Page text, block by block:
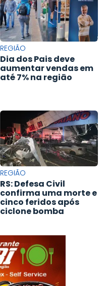
REGIÃO
Dia dos Pais deve
aumentar vendas em
até 7% na região
REGIÃO
RS: Defesa Civil
confirma uma morte e
cinco feridos após
ciclone bomba